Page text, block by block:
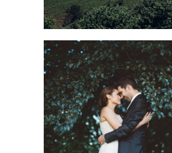
MARIAGE EN SUISSE
Wedding Genève